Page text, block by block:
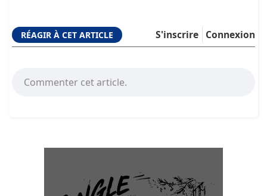
RÉAGIR À CET ARTICLE Connexion
S'inscrire
Commenter cet article.